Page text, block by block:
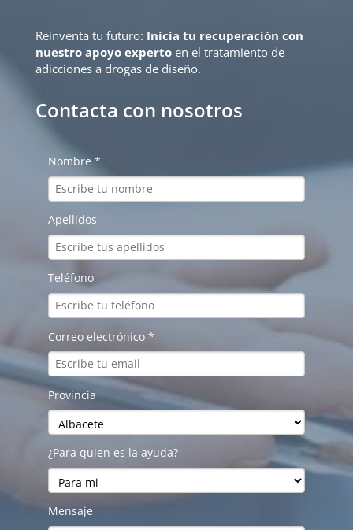
Reinventa tu futuro: Inicia tu recuperación con
nuestro apoyo experto en el tratamiento de
adicciones a drogas de diseño.
Contacta con nosotros